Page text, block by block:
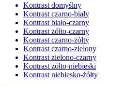
Kontrast domyślny
Kontrast czarno-biały
Kontrast biało-czarny
Kontrast żółto-czarny
Kontrast czarno-żółty
Kontrast czarno-zielony
Kontrast zielono-czarny
Kontrast żółto-niebieski
Kontrast niebiesko-żółty